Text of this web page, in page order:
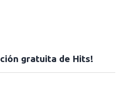
gratuita de Hits!